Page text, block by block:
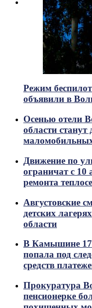
Режим
объявили в
Осенью отели
области станут
Движение по
ограничат с 10
ремонта
Августовские
детских
области
В Камышине 17-
попала под
средств
Прокуратура
пенсионерке